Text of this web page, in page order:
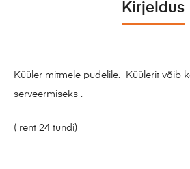
Kirjeldus
Küüler mitmele pudelile. Küülerit võib
serveermiseks .
( rent 24 tundi)